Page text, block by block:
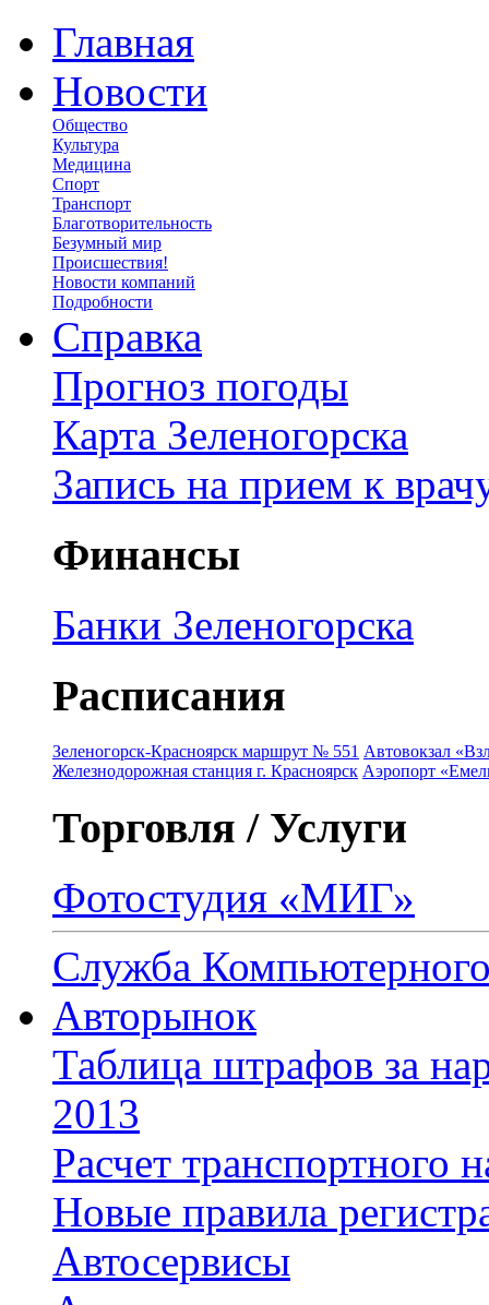
Главная
Новости
Общество
Культура
Медицина
Спорт
Транспорт
Благотворительность
Безумный мир
Происшествия!
Новости компаний
Подробности
Справка
Прогноз погоды
Карта Зеленогорска
Запись на прием к
Финансы
Банки Зеленогорска
Расписания
Зеленогорск-Красноярск маршрут № 551 Автовокзал
Железнодорожная станция г. Красноярск Аэропорт
Торговля / Услуги
Фотостудия «МИГ»
Служба
Авторынок
Таблица штрафов за
2013
Расчет транспортного
Новые правила
Автосервисы